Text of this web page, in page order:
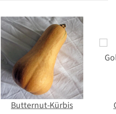
Butternut-Kürbis